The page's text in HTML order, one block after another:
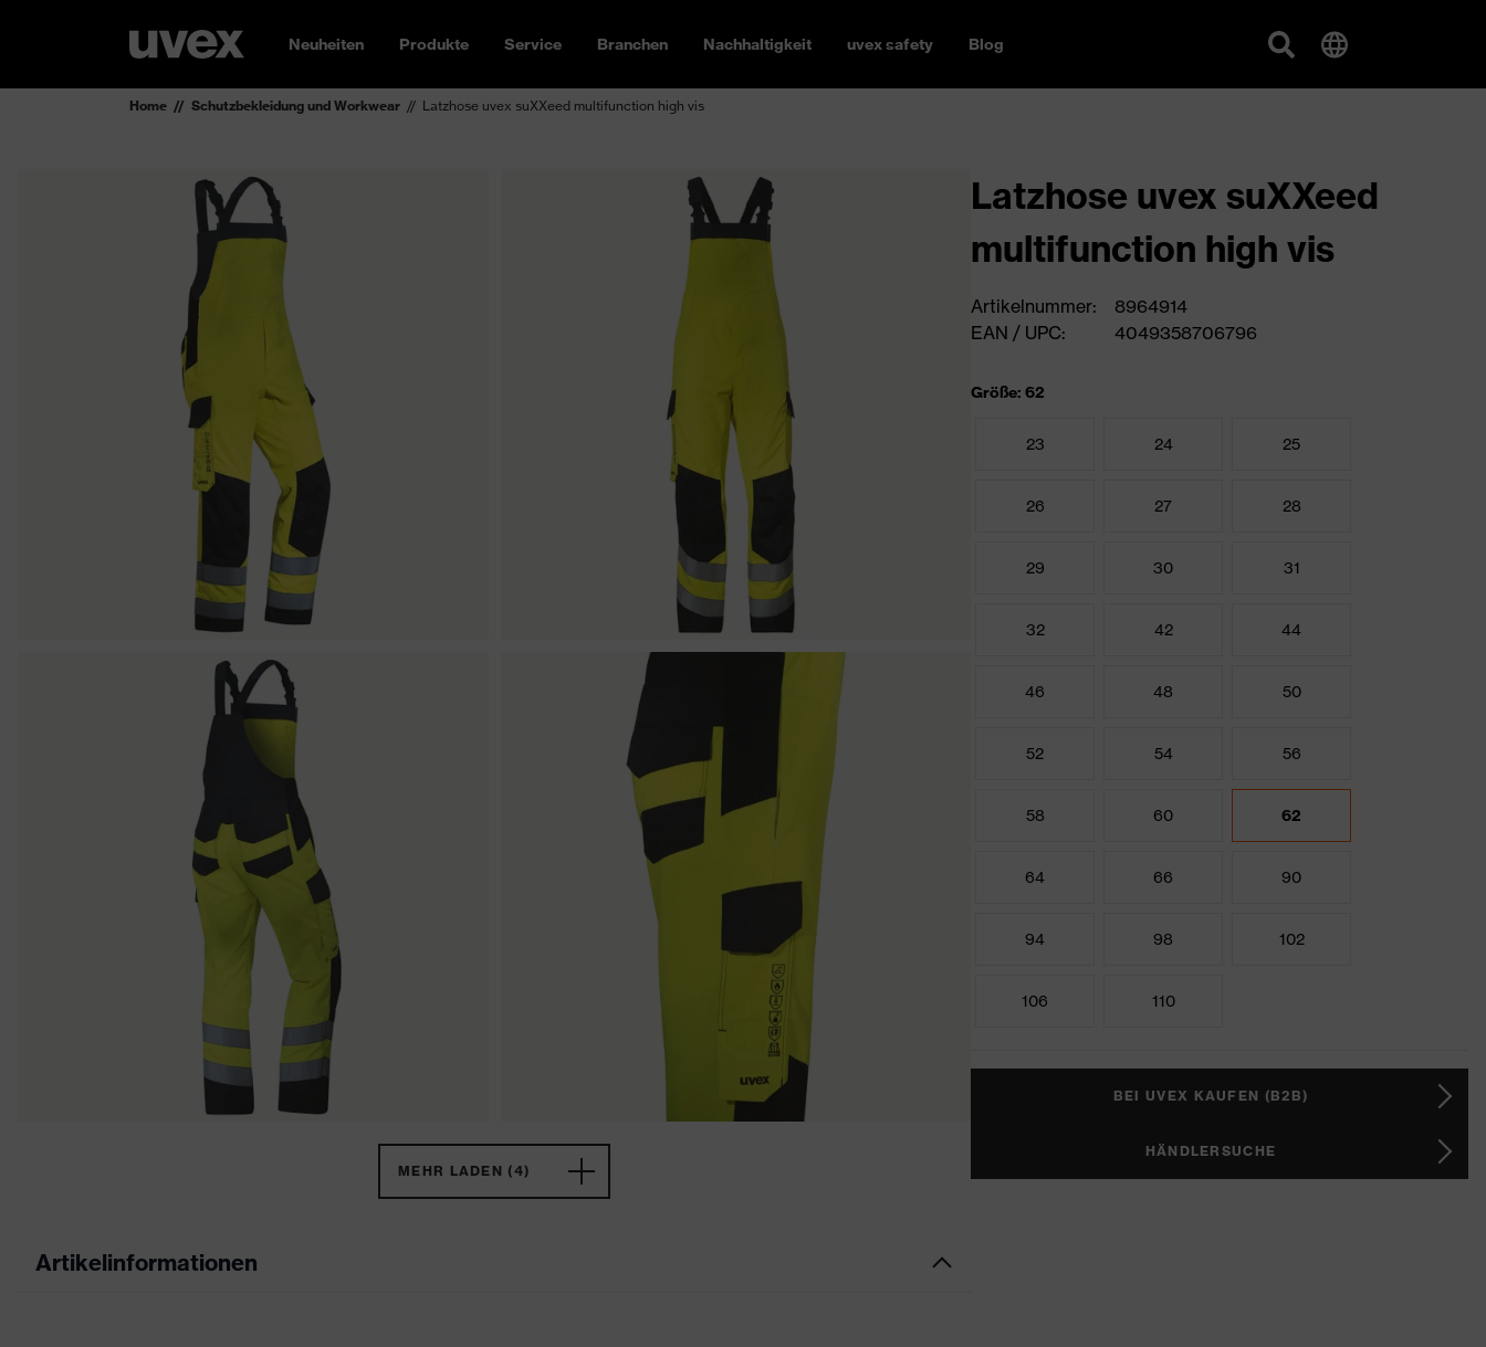
Neuheiten Produkte Service Branchen Nachhaltigkeit uvex safety Blog
Home Schutzbekleidung und Workwear Latzhose uvex suXXeed multifunction high vis
MEHR LADEN (4)
Artikelinformationen
Latzhose uvex suXXeed
multifunction high vis
Artikelnummer:
8964914
EAN / UPC:
4049358706796
Größe: 62
23 24 25
26 27 28
29 30 31
32 42 44
46 48 50
52 54 56
58 60 62
64 66 90
94 98 102
106 110
BEI UVEX KAUFEN (B2B)
HÄNDLERSUCHE